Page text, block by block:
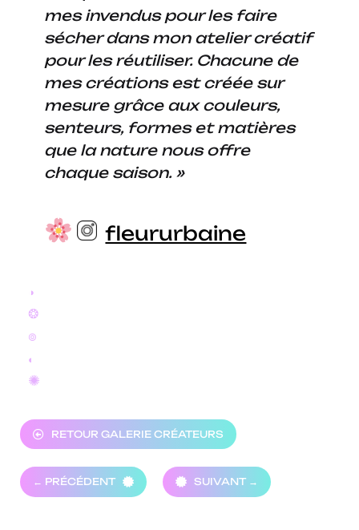
mes invendus pour les faire
sécher dans mon atelier créatif
pour les réutiliser. Chacune de
mes créations est créée sur
mesure grâce aux couleurs,
senteurs, formes et matières
que la nature nous offre
chaque saison. »
fleururbaine
◑
❂
๏
◐
✺
RETOUR GALERIE CRÉATEURS
← PRÉCÉDENT SUIVANT →